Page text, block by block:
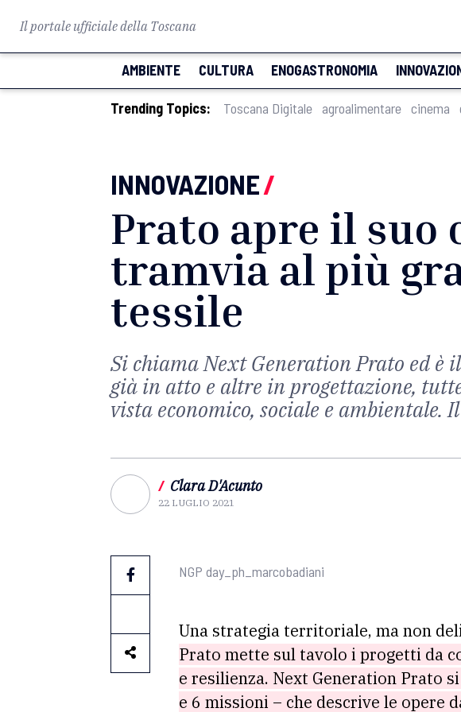
Il portale ufficiale della Toscana
AMBIENTE CULTURA ENOGASTRONOMIA
Trending Topics: Toscana Digitale agroalimentare cinema
INNOVAZIONE/
Prato apre il suo
tramvia al più
tessile
Si chiama Next Generation Prato ed è
già in atto e altre in progettazione,
vista economico, sociale e
/ Clara D'Acunto
22 LUGLIO 2021
NGP day_ph_marcobadiani
Una strategia territoriale, ma non
Prato mette sul tavolo i progetti da
e resilienza. Next Generation Prato
e 6 missioni – che descrive le opere